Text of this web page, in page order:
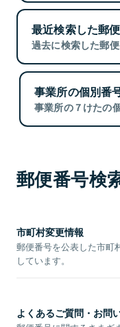
最近検索した郵
過去に検索した郵
事業所の個別番
事業所の７けたの
郵便番号検
市町村変更情報
郵便番号を公表した市町
しています。
よくあるご質問・お問